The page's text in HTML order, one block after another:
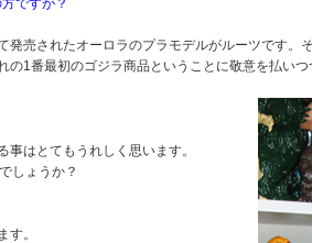
ですが？
売されたオーロラのプラモデルがルーツです。
1番最初のゴジラ商品ということに敬意を払いつ
事はとてもうれしく思います。
しょうか？
す。